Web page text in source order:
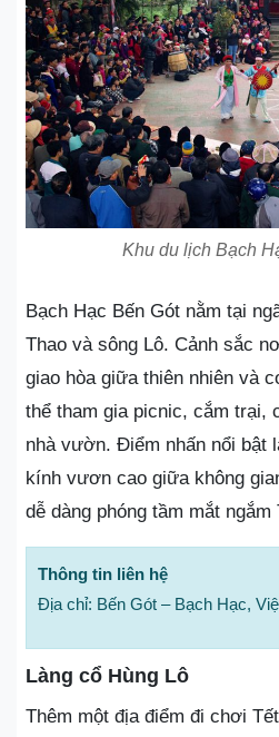
Khu du lịch Bạch
Bạch Hạc Bến Gót nằm tại
Thao và sông Lô. Cảnh sắc
giao hòa giữa thiên nhiên và
thể tham gia picnic, cắm trại,
nhà vườn. Điểm nhấn nổi bật
kính vươn cao giữa không
dễ dàng phóng tầm mắt
Thông tin liên hệ
Địa chỉ: Bến Gót – Bạch Hạc,
Làng cổ Hùng Lô
Thêm một địa điểm đi chơi